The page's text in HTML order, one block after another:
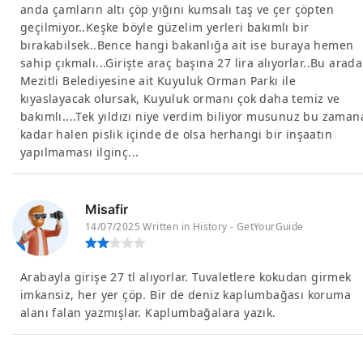
anda çamların altı çöp yığını kumsalı taş ve çer çöpten
geçilmiyor..Keşke böyle güzelim yerleri bakımlı bir
bırakabilsek..Bence hangi bakanlığa ait ise buraya hemen
sahip çıkmalı...Girişte araç başına 27 lira alıyorlar..Bu arada
Mezitli Belediyesine ait Kuyuluk Orman Parkı ile
kıyaslayacak olursak, Kuyuluk ormanı çok daha temiz ve
bakımlı....Tek yıldızı niye verdim biliyor musunuz bu
kadar halen pislik içinde de olsa herhangi bir inşaatın
yapılmaması ilginç...
Misafir
14/07/2025 Written in History - GetYourGuide
Arabayla girişe 27 tl alıyorlar. Tuvaletlere kokudan girmek
imkansiz, her yer çöp. Bir de deniz kaplumbağası koruma
alanı falan yazmışlar. Kaplumbağalara yazık.